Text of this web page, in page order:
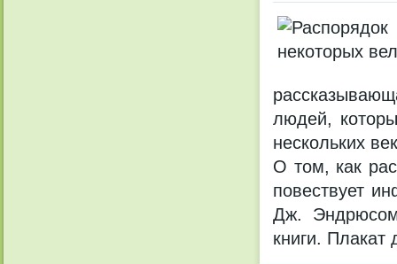
людей,
нескольких
О том, как
повествует
Дж.
книги. Плакат